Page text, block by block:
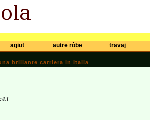
agiut autre ròbe travaj
brillante carriera in Italia